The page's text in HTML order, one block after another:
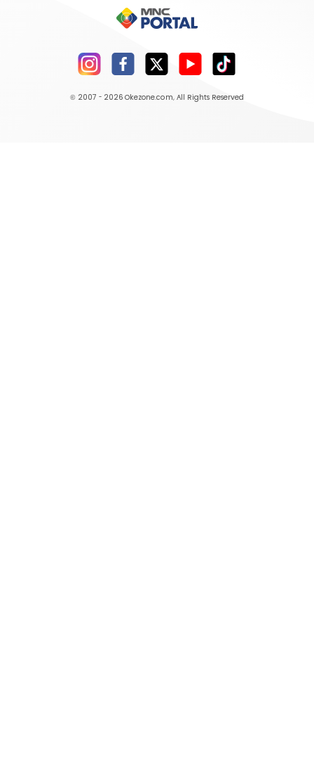
© 2007 - 2026 Okezone.com, All Rights Reserved